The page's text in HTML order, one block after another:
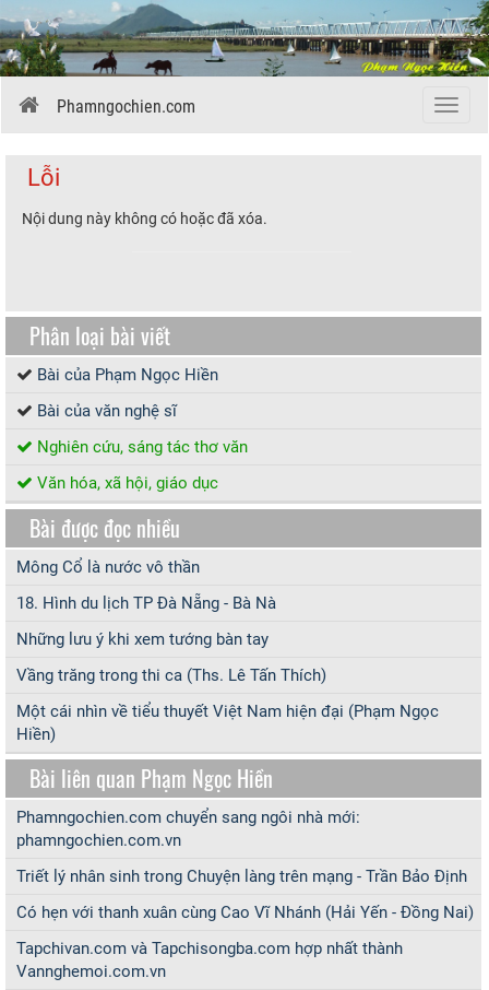
Menu
Phamngochien.com
Lỗi
Nội dung này không có hoặc đã xóa.
Phân loại bài viết
Bài của Phạm Ngọc Hiền
Bài của văn nghệ sĩ
Nghiên cứu, sáng tác thơ văn
Văn hóa, xã hội, giáo dục
Bài được đọc nhiều
Mông Cổ là nước vô thần
18. Hình du lịch TP Đà Nẵng - Bà Nà
Những lưu ý khi xem tướng bàn tay
Vầng trăng trong thi ca (Ths. Lê Tấn Thích)
Một cái nhìn về tiểu thuyết Việt Nam hiện đại (Phạm Ngọc
Hiền)
Bài liên quan Phạm Ngọc Hiền
Phamngochien.com chuyển sang ngôi nhà mới:
phamngochien.com.vn
Triết lý nhân sinh trong Chuyện làng trên mạng - Trần Bảo Định
Có hẹn với thanh xuân cùng Cao Vĩ Nhánh (Hải Yến - Đồng Nai)
Tapchivan.com và Tapchisongba.com hợp nhất thành
Vannghemoi.com.vn